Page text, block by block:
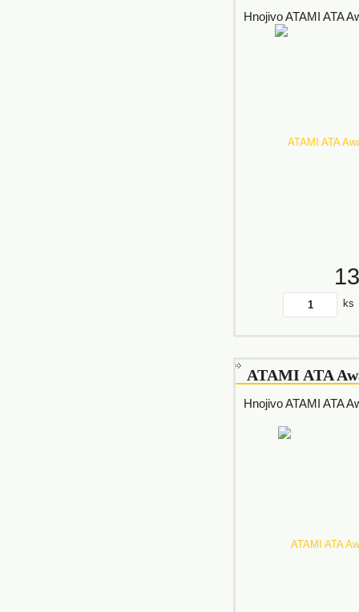
Hnojivo ATAMI ATA
ks
ATAMI ATA
Hnojivo ATAMI ATA